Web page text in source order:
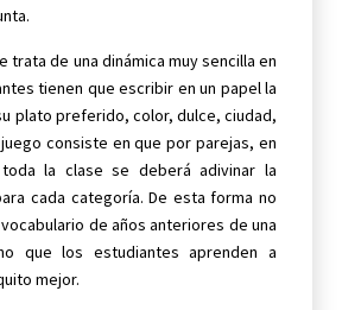
trata de una dinámica muy sencilla en
tienen que escribir en un papel la
plato preferido, color, dulce, ciudad,
consiste en que por parejas, en
la clase se deberá adivinar la
cada categoría. De esta forma no
de años anteriores de una
que los estudiantes aprenden a
mejor.